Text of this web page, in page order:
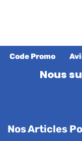
Code Promo
Nous
Nos Articles